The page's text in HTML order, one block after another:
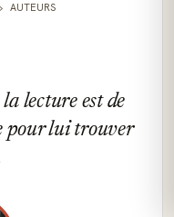
AUTEURS
lecture est de
pour lui trouver